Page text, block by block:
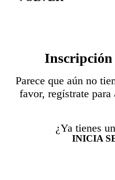
Inscripción
Parece que aún no
favor, regístrate para
¿Ya tienes
INICIA